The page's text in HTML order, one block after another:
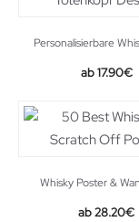
Personalisierbare
17.90€
Whisky Poster &
28.20€